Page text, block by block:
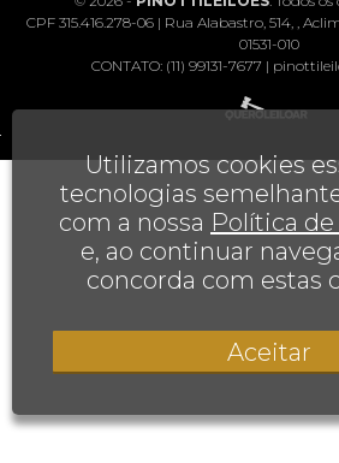
CPF 315.416.278-06 | Rua Alabastro, 514, ,
01531-010
CONTATO: (11) 99131-7677 |
Utilizamos cookies
tecnologias
com a nossa Política
e, ao continuar
concorda com estas
Aceitar